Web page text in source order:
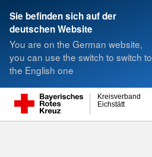
Sie befinden sich auf der
deutschen Website
You are on the German website,
you can use the switch to switch to
the English one
Eichstätt
Kreisverband
Suche